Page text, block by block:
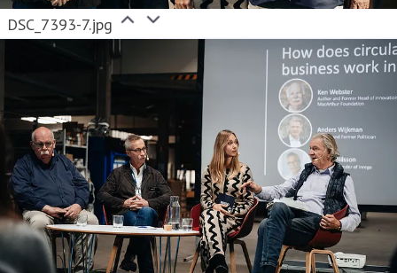
DSC_7393-7.jpg